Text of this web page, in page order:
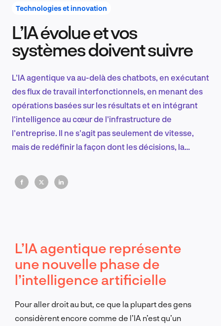
Recherche et conception produit
Tendances sectorielles
EN
Technologies et innovation
L’IA évolue et vos
systèmes doivent suivre
L'IA agentique va au-delà des chatbots, en exécutant
des flux de travail interfonctionnels, en menant des
opérations basées sur les résultats et en intégrant
l'intelligence au cœur de l'infrastructure de
l'entreprise. Il ne s'agit pas seulement de vitesse,
mais de redéfinir la façon dont les décisions, la
L’IA agentique représente
une nouvelle phase de
l’intelligence artificielle
Pour aller droit au but, ce que la plupart des gens
considèrent encore comme de l’IA n’est qu’un